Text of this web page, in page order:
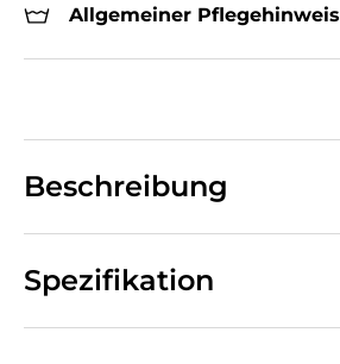
Allgemeiner Pflegehinweis
Beschreibung
Spezifikation